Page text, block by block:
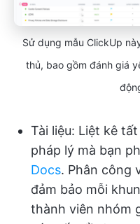
Sử dụng mẫu ClickUp
thủ, bao gồm đánh giá
Tài liệu: Liệt kê
pháp lý mà bạn
Docs. Phân công
đảm bảo mỗi
thành viên nhóm